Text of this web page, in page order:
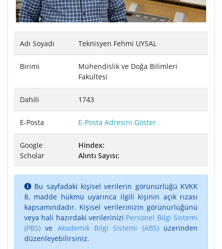
Adı Soyadı Teknisyen Fehmi UYSAL
Birimi
Mühendislik ve Doğa Bilimleri
Fakültesi
Dahili 1743
E-Posta E-Posta Adresini Göster
Google
Scholar
Hindex:
Alıntı Sayısı:
Bu sayfadaki kişisel verilerin görünürlüğü KVKK
8. madde hükmü uyarınca ilgili kişinin açık rızası
kapsamındadır. Kişisel verilerinizin görünürlüğünü
veya hali hazırdaki verilerinizi Personel Bilgi Sistemi
(PBS) ve Akademik Bilgi Sistemi (ABS)üzerinden
düzenleyebilirsiniz.